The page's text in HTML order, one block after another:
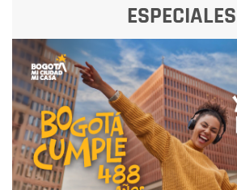
ESPECIALES